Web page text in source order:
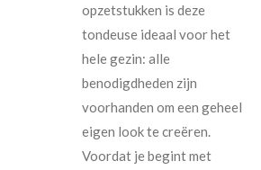
opzetstukken is deze
tondeuse ideaal voor het
hele gezin: alle
benodigdheden zijn
voorhanden om een geheel
eigen look te creëren.
Voordat je begint met